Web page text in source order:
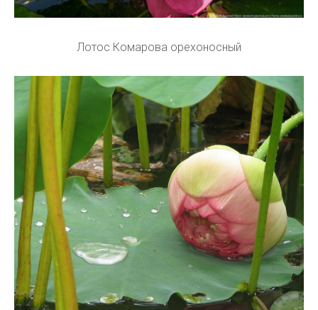
Лотос Комарова орехоносный